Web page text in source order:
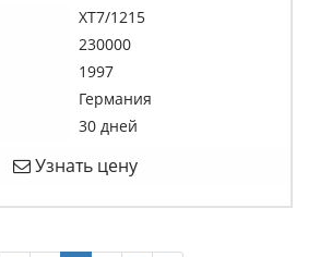
XT7/1215
230000
1997
Германия
30 дней
Узнать цену